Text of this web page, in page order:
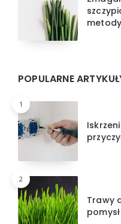
POPULARNE
1
2
Trawy